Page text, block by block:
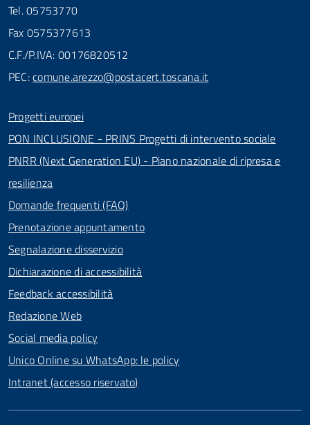
Tel. 05753770
Fax 0575377613
C.F./P.IVA: 00176820512
PEC:comune.arezzo@postacert.toscana.it
Progetti europei
PON INCLUSIONE - PRINS Progetti di intervento sociale
PNRR (Next Generation EU) - Piano nazionale di ripresa e
resilienza
Domande frequenti (FAQ)
Prenotazione appuntamento
Segnalazione disservizio
Dichiarazione di accessibilità
Feedback accessibilità
Redazione Web
Social media policy
Unico Online su WhatsApp: le policy
Intranet (accesso riservato)